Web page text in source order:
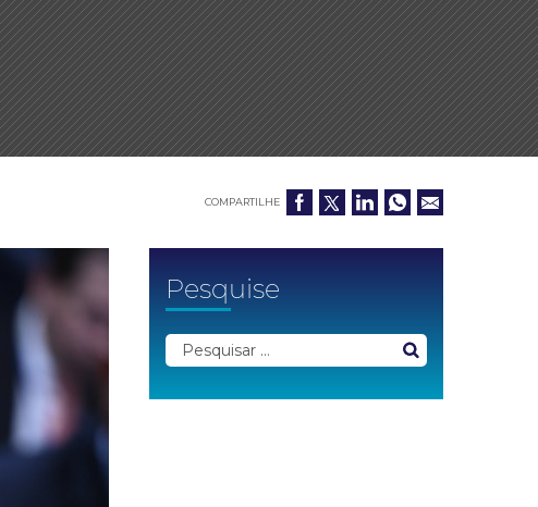
COMPARTILHE
Pesquise